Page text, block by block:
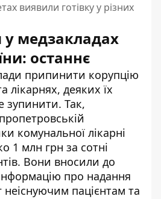
виявили готівку у різних
у медзакладах
останнє
припинити корупцію
лікарнях, деяких їх
зупинити. Так,
комунальної лікарні
1 млн грн за сотні
. Вони вносили до
про надання
пацієнтам та